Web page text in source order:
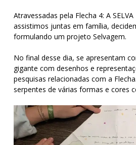
Atravessadas pela Flecha 4: A SELVA
assistimos juntas em família,
formulando um projeto Selvagem.
No final desse dia, se apresentam
gigante com desenhos e
pesquisas relacionadas com a
serpentes de várias formas e cores